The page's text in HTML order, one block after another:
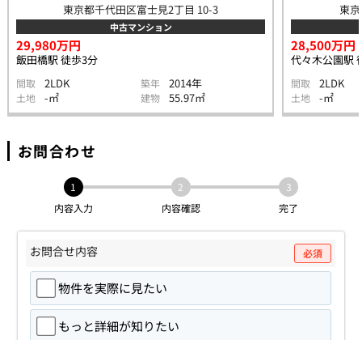
東京都千代田区富士見2丁目 10-3
中古マンション
29,980万円
飯田橋駅 徒歩3分
間取 2LDK 築年 2014年
土地 -㎡ 建物 55.97㎡
東
28,500万円
代々木公園駅
間取 2LDK
土地 -㎡
お問合わせ
1
内容入力
2
内容確認
3
完了
お問合せ内容 必須
物件を実際に見たい
もっと詳細が知りたい